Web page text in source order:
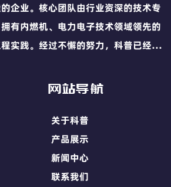
企业。核心团队由行业资深的技术专
有内燃机、电力电子技术领域领先的
实践。经过不懈的努力，科普已经发
网站导航
关于科普
产品展示
新闻中心
联系我们